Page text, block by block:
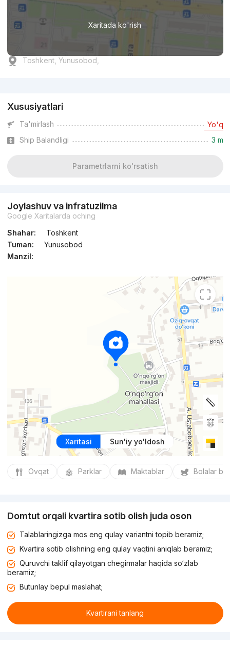
Xaritada ko'rish
Toshkent, Yunusobod,
Xususiyatlari
Ta'mirlash Yo'q
Ship Balandligi 3 m
Parametrlarni ko'rsatish
Joylashuv va infratuzilma
Google Xaritalarda oching
Shahar:
Toshkent
Tuman:
Yunusobod
Manzil:
Xaritasi Sun'iy yo'ldosh
Ovqat Parklar Maktablar Bolalar
Domtut orqali kvartira sotib olish juda oson
Talablaringizga mos eng qulay variantni topib beramiz;
Kvartira sotib olishning eng qulay vaqtini aniqlab beramiz;
Quruvchi taklif qilayotgan chegirmalar haqida so‘zlab
beramiz;
Butunlay bepul maslahat;
Kvartirani tanlang